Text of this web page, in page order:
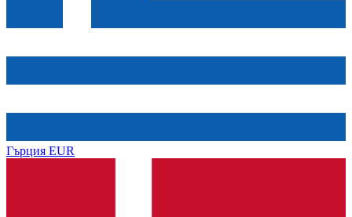
Гърция EUR